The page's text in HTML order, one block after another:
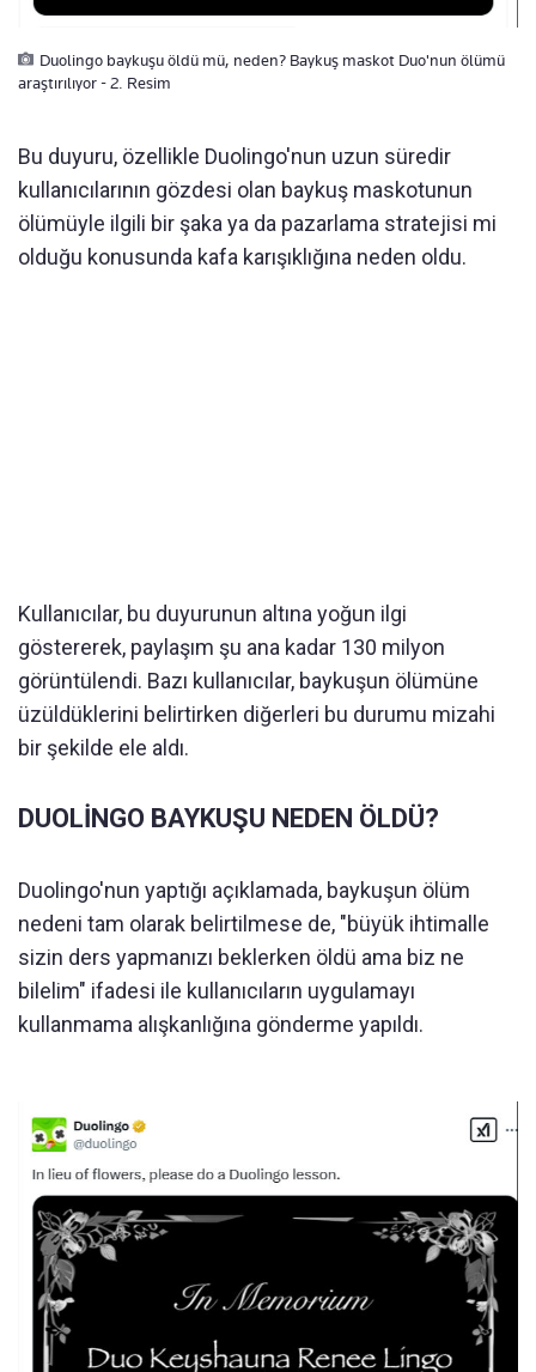
Duolingo baykuşu öldü mü, neden? Baykuş maskot Duo'nun ölümü
araştırılıyor - 2. Resim
Bu duyuru, özellikle Duolingo'nun uzun süredir
kullanıcılarının gözdesi olan baykuş maskotunun
ölümüyle ilgili bir şaka ya da pazarlama stratejisi mi
olduğu konusunda kafa karışıklığına neden oldu.
Kullanıcılar, bu duyurunun altına yoğun ilgi
göstererek, paylaşım şu ana kadar 130 milyon
görüntülendi. Bazı kullanıcılar, baykuşun ölümüne
üzüldüklerini belirtirken diğerleri bu durumu mizahi
bir şekilde ele aldı.
DUOLİNGO BAYKUŞU NEDEN ÖLDÜ?
Duolingo'nun yaptığı açıklamada, baykuşun ölüm
nedeni tam olarak belirtilmese de, "büyük ihtimalle
sizin ders yapmanızı beklerken öldü ama biz ne
bilelim" ifadesi ile kullanıcıların uygulamayı
kullanmama alışkanlığına gönderme yapıldı.